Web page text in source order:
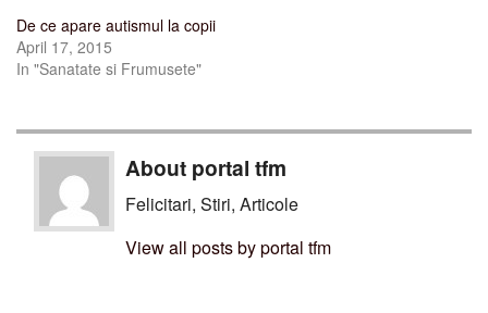
De ce apare autismul la copii
April 17, 2015
In "Sanatate si Frumusete"
About portal tfm
Felicitari, Stiri, Articole
View all posts by portal tfm